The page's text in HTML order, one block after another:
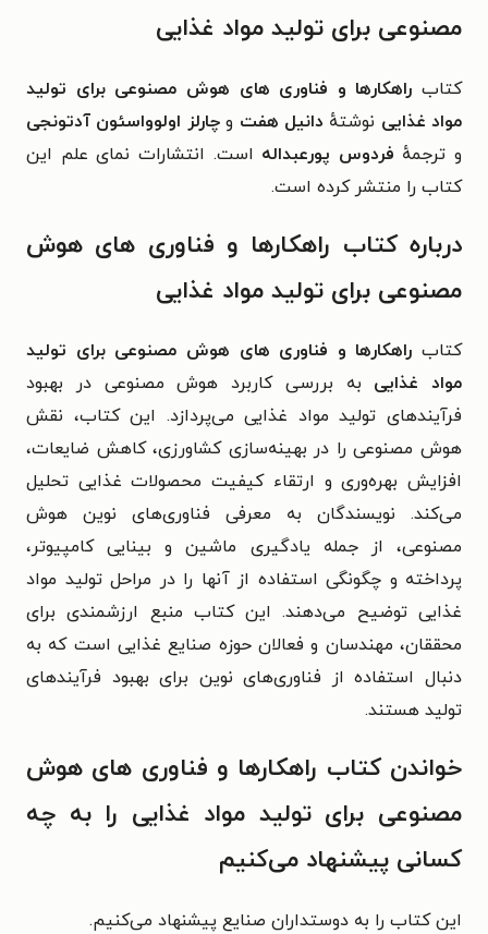
مصنوعی برای تولید مواد غذایی
کتاب راهکارها و فناوری های هوش مصنوعی برای تولید
مواد غذایی نوشتهٔ دانیل هفت وچارلز اولوواسئون آدتونجی
و ترجمهٔ فردوس پورعبداله است. انتشارات نمای علم این
کتاب را منتشر کرده است.
درباره کتاب راهکارها و فناوری های هوش
مصنوعی برای تولید مواد غذایی
کتاب راهکارها و فناوری های هوش مصنوعی برای تولید
مواد غذایی به بررسی کاربرد هوش مصنوعی در بهبود
فرآیندهای تولید مواد غذایی می‌پردازد. این کتاب، نقش
هوش مصنوعی را در بهینه‌سازی کشاورزی، کاهش ضایعات،
افزایش بهره‌وری و ارتقاء کیفیت محصولات غذایی تحلیل
می‌کند. نویسندگان به معرفی فناوری‌های نوین هوش
مصنوعی، از جمله یادگیری ماشین و بینایی کامپیوتر،
پرداخته و چگونگی استفاده از آنها را در مراحل تولید مواد
غذایی توضیح می‌دهند. این کتاب منبع ارزشمندی برای
محققان، مهندسان و فعالان حوزه صنایع غذایی است که به
دنبال استفاده از فناوری‌های نوین برای بهبود فرآیندهای
تولید هستند.
خواندن کتاب راهکارها و فناوری های هوش
مصنوعی برای تولید مواد غذایی را به چه
کسانی پیشنهاد می‌کنیم
این کتاب را به دوستداران صنایع پیشنهاد می‌کنیم.